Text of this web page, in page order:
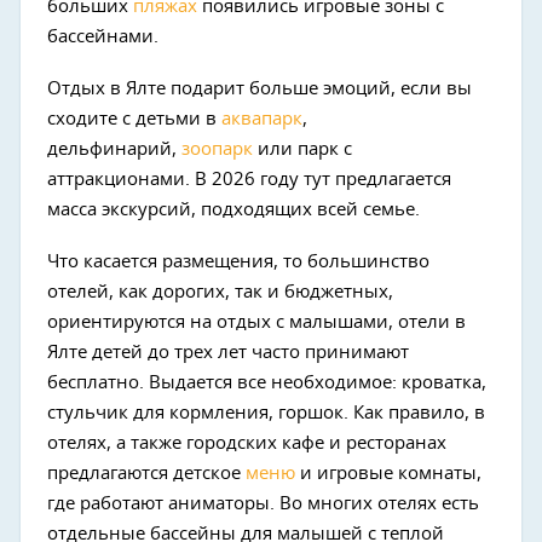
больших пляжах появились игровые зоны с
бассейнами.
Отдых в Ялте подарит больше эмоций, если вы
сходите с детьми в аквапарк,
дельфинарий, зоопарк или парк с
аттракционами. В 2026 году тут предлагается
масса экскурсий, подходящих всей семье.
Что касается размещения, то большинство
отелей, как дорогих, так и бюджетных,
ориентируются на отдых с малышами, отели в
Ялте детей до трех лет часто принимают
бесплатно. Выдается все необходимое: кроватка,
стульчик для кормления, горшок. Как правило, в
отелях, а также городских кафе и ресторанах
предлагаются детское меню и игровые комнаты,
где работают аниматоры. Во многих отелях есть
отдельные бассейны для малышей с теплой